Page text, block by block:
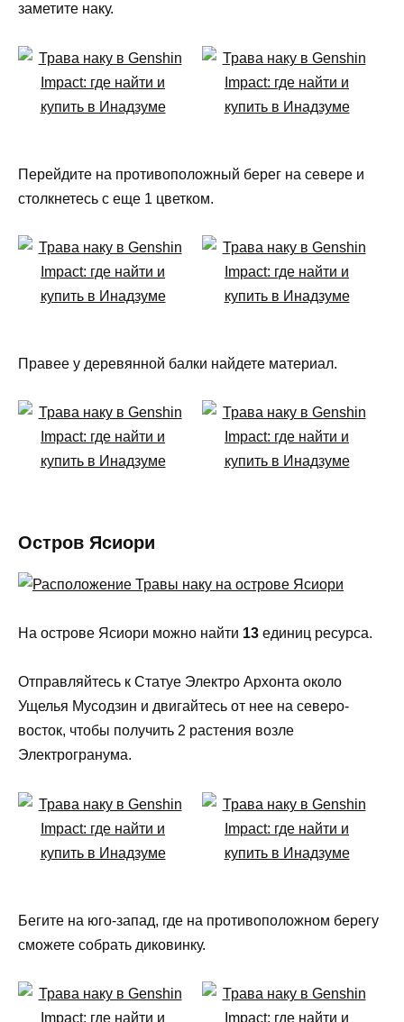
заметите наку.
Перейдите на противоположный берег на севере и
столкнетесь с еще 1 цветком.
Правее у деревянной балки найдете материал.
Остров Ясиори
На острове Ясиори можно найти 13 единиц ресурса.
Отправляйтесь к Статуе Электро Архонта около
Ущелья Мусодзин и двигайтесь от нее на северо-
восток, чтобы получить 2 растения возле
Электрогранума.
Бегите на юго-запад, где на противоположном берегу
сможете собрать диковинку.